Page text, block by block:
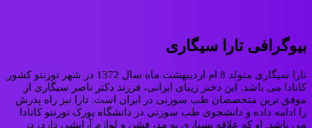
بیوگرافی تارا سیگاری
تارا سیگاری متولد 8 ام اردیبهشت ماه سال 1372 در شهر تورنتو کشور
کانادا می باشد. این دختر زیبای ایرانی، فرزند دکتر ناصر سیگاری از
موفق ترین متخصصان طب سوزنی در ایران است. تارا نیز راه پدرش
را ادامه داده و دانشجوی طب سوزنی در دانشگاه یورک تورنتو کانادا
می باشد. او که علاقه بسیاری به مد، فشن و لوازم آرایشی دارد، در